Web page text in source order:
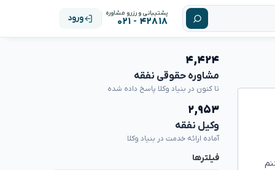
پشتیبانی و رزرو مشاوره
۴۲۸۱۸ - ۰۲۱ ورود
۴,۴۲۴
مشاوره حقوقی نفقه
تا کنون در بنیاد وکلا پاسخ داده شده
۲,۹۵۳
وکیل نفقه
آماده ارائه خدمت در بنیاد وکلا
فیلترها